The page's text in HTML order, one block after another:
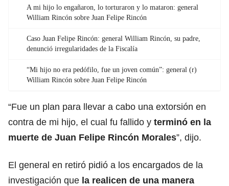
A mi hijo lo engañaron, lo torturaron y lo mataron: general
William Rincón sobre Juan Felipe Rincón
Caso Juan Felipe Rincón: general William Rincón, su padre,
denunció irregularidades de la Fiscalía
“Mi hijo no era pedófilo, fue un joven común”: general (r)
William Rincón sobre Juan Felipe Rincón
“Fue un plan para llevar a cabo una extorsión en
contra de mi hijo, el cual fu fallido y terminó en la
muerte de Juan Felipe Rincón Morales”, dijo.
El general en retiró pidió a los encargados de la
investigación que la realicen de una manera